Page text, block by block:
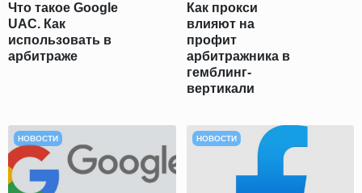
Что такое Google
UAC. Как
использовать в
арбитраже
Как прокси
влияют на
профит
арбитражника в
гемблинг-
вертикали
НОВОСТИ НОВОСТИ